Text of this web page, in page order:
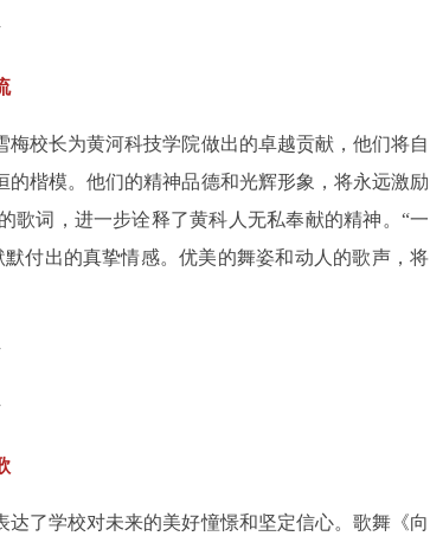
校长为黄河科技学院做出的卓越贡献，他们将自
楷模。他们的精神品德和光辉形象，将永远激励
歌词，进一步诠释了黄科人无私奉献的精神。“一
付出的真挚情感。优美的舞姿和动人的歌声，将
了学校对未来的美好憧憬和坚定信心。歌舞《向